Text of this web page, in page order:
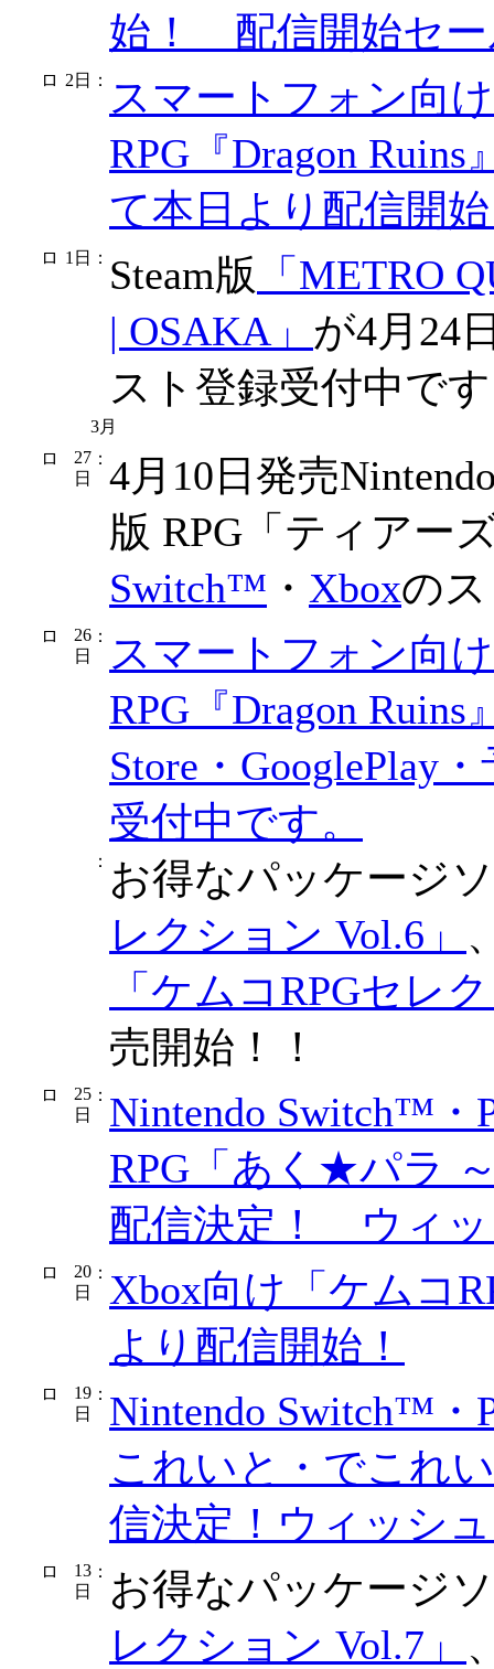
始！ 配信開始セー
2日 ：
スマートフォン向
RPG『Dragon
て本日より配信開
1日 ： Steam版 「METRO
| OSAKA」 が4月24
スト登録受付中で
3月
27
日
： 4月10日発売
版 RPG「ティアー
Switch™ ・ Xboxの
26
日
：
スマートフォン向
RPG『Dragon
Store・GooglePlay
受付中です。
： お得なパッケージ
レクション Vol.6」
「ケムコRPGセレ
売開始！！
25
日
： Nintendo Switch™・
RPG「あく★パラ
配信決定！ ウィッ
20
日
： Xbox向け「ケムコ
より配信開始！
19
日
： Nintendo Switch™・
これいと・でこれ
信決定！ウィッシ
13
日
： お得なパッケージ
レクション Vol.7」